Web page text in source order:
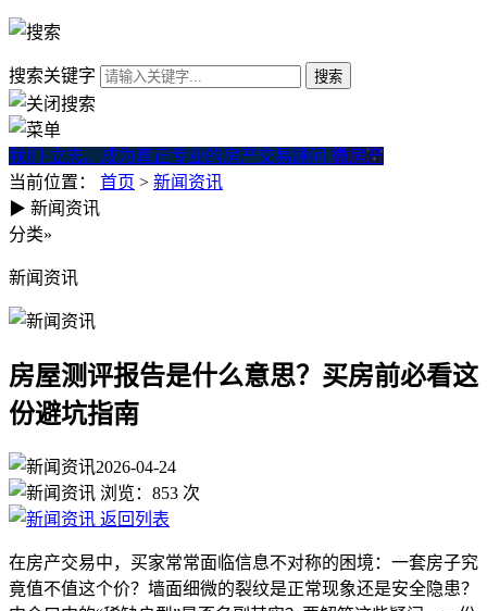
搜索关键字
我们·立志。成为真正专业的房产交易顾问 微房产
当前位置： 首页 > 新闻资讯
房屋测评报告是什么意思？买
▶ 新闻资讯
分类»
新闻资讯
房屋测评报告是什么意思？买房前必看这
份避坑指南
2026-04-24
浏览： 853 次
返回列表
在房产交易中，买家常常面临信息不对称的困境：一套房子究
竟值不值这个价？墙面细微的裂纹是正常现象还是安全隐患？